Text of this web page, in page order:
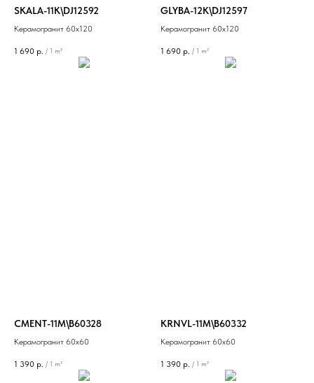
SKALA-11K\DJ12592
Керамогранит 60х120
1 690 р. / 1 m²
GLYBA-12K\DJ12597
Керамогранит 60х120
1 690 р. / 1 m²
CMENT-11M\B60328
Керамогранит 60х60
1 390 р. / 1 m²
KRNVL-11M\B60332
Керамогранит 60х60
1 390 р. / 1 m²